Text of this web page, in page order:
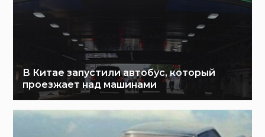
В Китае запустили автобус, который
проезжает над машинами